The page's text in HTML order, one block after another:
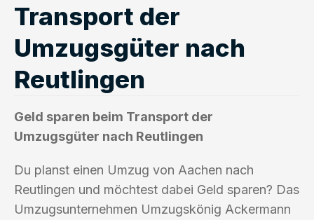
Transport der
Umzugsgüter nach
Reutlingen
Geld sparen beim Transport der
Umzugsgüter nach Reutlingen
Du planst einen Umzug von Aachen nach
Reutlingen und möchtest dabei Geld sparen? Das
Umzugsunternehmen Umzugskönig Ackermann